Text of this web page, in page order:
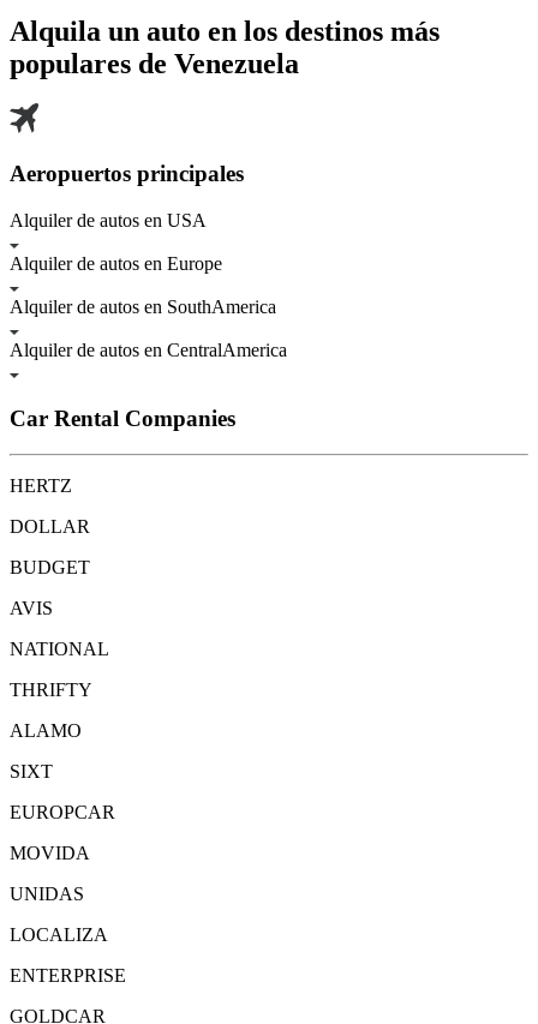
Alquila un auto en los destinos más
populares de Venezuela
Aeropuertos principales
Alquiler de autos en USA
Alquiler de autos en Europe
Alquiler de autos en SouthAmerica
Alquiler de autos en CentralAmerica
Car Rental Companies
HERTZ
DOLLAR
BUDGET
AVIS
NATIONAL
THRIFTY
ALAMO
SIXT
EUROPCAR
MOVIDA
UNIDAS
LOCALIZA
ENTERPRISE
GOLDCAR